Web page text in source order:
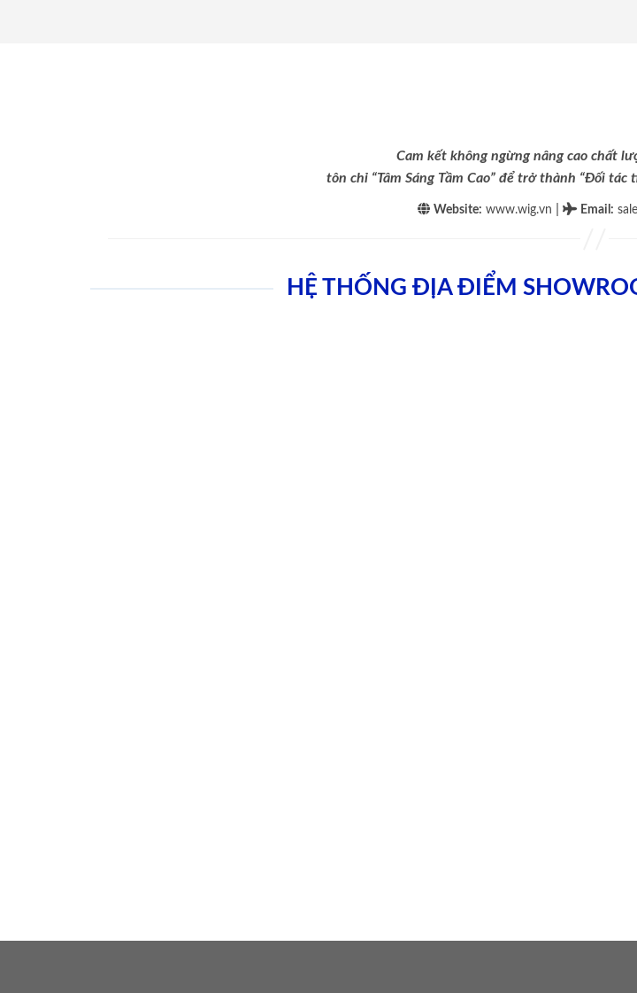
Cam kết không ngừng nâng cao chất
tôn chỉ “Tâm Sáng Tầm Cao” để trở thành “Đối
Website: www.wig.vn Email :
HỆ THỐNG ĐỊA ĐIỂM